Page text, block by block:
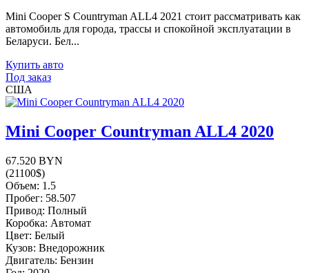
Mini Cooper S Countryman ALL4 2021 стоит рассматривать как
автомобиль для города, трассы и спокойной эксплуатации в
Беларуси. Бел...
Купить авто
Под заказ
США
Mini Cooper Countryman ALL4 2020
67.520 BYN
(21100$)
Объем: 1.5
Пробег: 58.507
Привод: Полный
Коробка: Автомат
Цвет: Белый
Кузов: Внедорожник
Двигатель: Бензин